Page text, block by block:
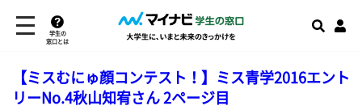
学生の
窓口とは
【ミスむにゅ顔コンテスト！】ミス青学2016エント
リーNo.4秋山知宥さん 2ページ目